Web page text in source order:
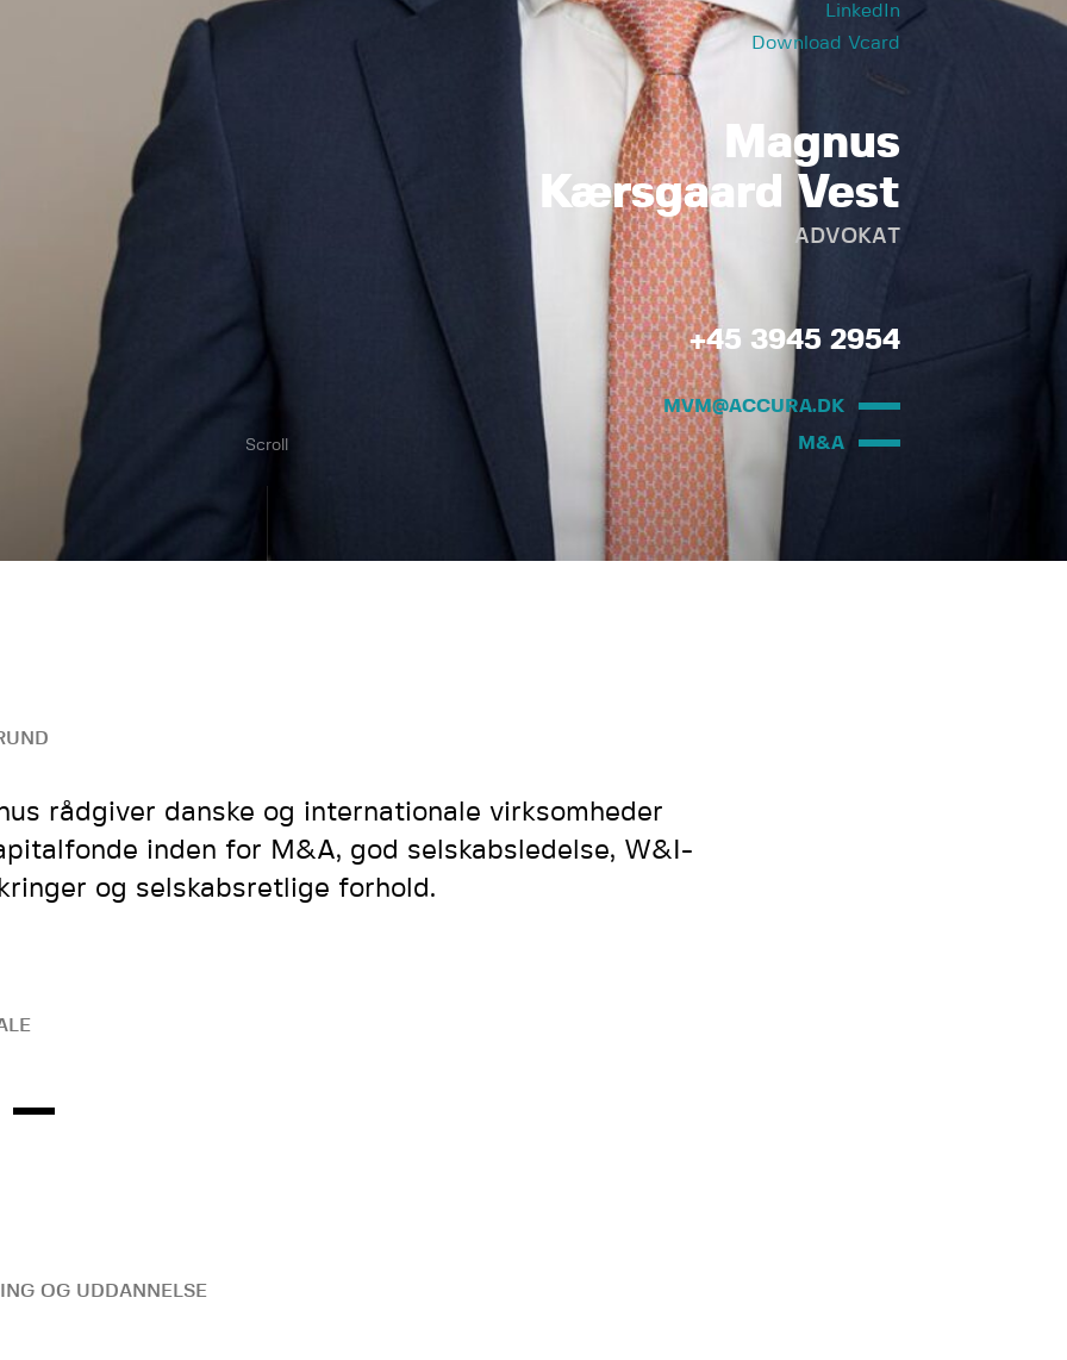
LinkedIn
Download Vcard
Magnus
Kærsgaard Vest
ADVOKAT
+45 3945 2954
MVM@ACCURA.DK
M&A
Scroll
rådgiver danske og internationale virksomheder
inden for M&A, god selskabsledelse, W&I-
og selskabsretlige forhold.
OG UDDANNELSE